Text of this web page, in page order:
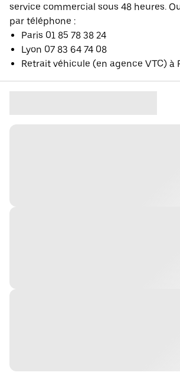
service commercial sous 48 heures.
par téléphone :
Paris 01 85 78 38 24
Lyon 07 83 64 74 08
Retrait véhicule (en agence VTC) à